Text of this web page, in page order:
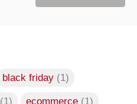
black friday (1)
(1) ecommerce (1)